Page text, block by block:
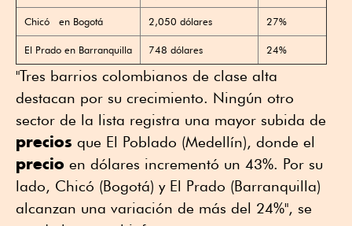
Chicó en Bogotá 2,050 dólares 27%
El Prado en Barranquilla 748 dólares 24%
"Tres barrios colombianos de clase alta
destacan por su crecimiento. Ningún otro
sector de la lista registra una mayor subida de
precios que El Poblado (Medellín), donde el
precio en dólares incrementó un 43%. Por su
lado, Chicó (Bogotá) y El Prado (Barranquilla)
alcanzan una variación de más del 24%", se